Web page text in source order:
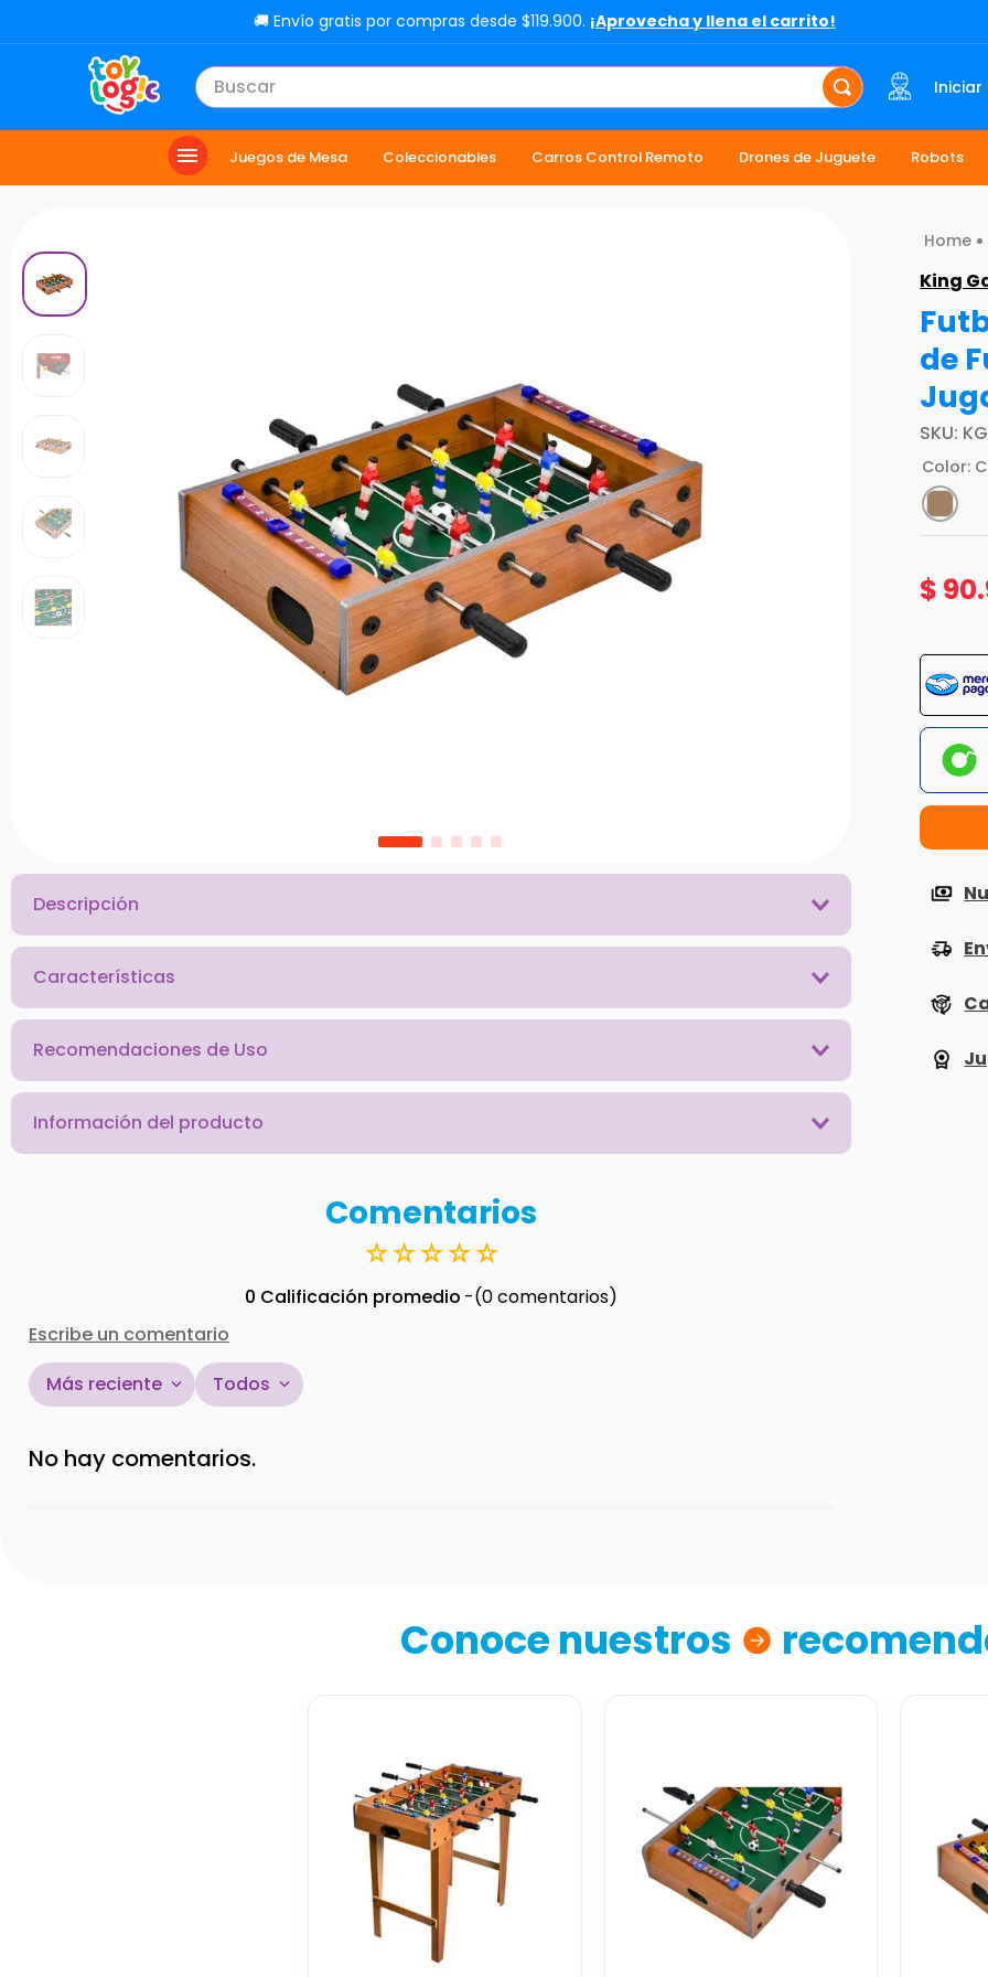
🚚 Envío gratis por compras desde $119.900. ¡Aprovecha y llena el carrito!
Buscar Iniciar
Juegos de Mesa Coleccionables Carros Control Remoto Drones de Juguete Robots
Descripción
Características
Recomendaciones de Uso
Información del producto
Comentarios
☆☆☆☆☆
0 Calificación promedio
(0 comentarios)
Escribe un comentario
Título
Más reciente Todos
No hay comentarios.
King
de
SKU:
Color:
$ 90.
Conoce nuestros
TÉRMINOS MÁS BUSCADOS
lol
bloques
chef